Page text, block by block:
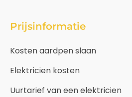
Prijsinformatie
Kosten aardpen slaan
Elektricien kosten
Uurtarief van een elektricien